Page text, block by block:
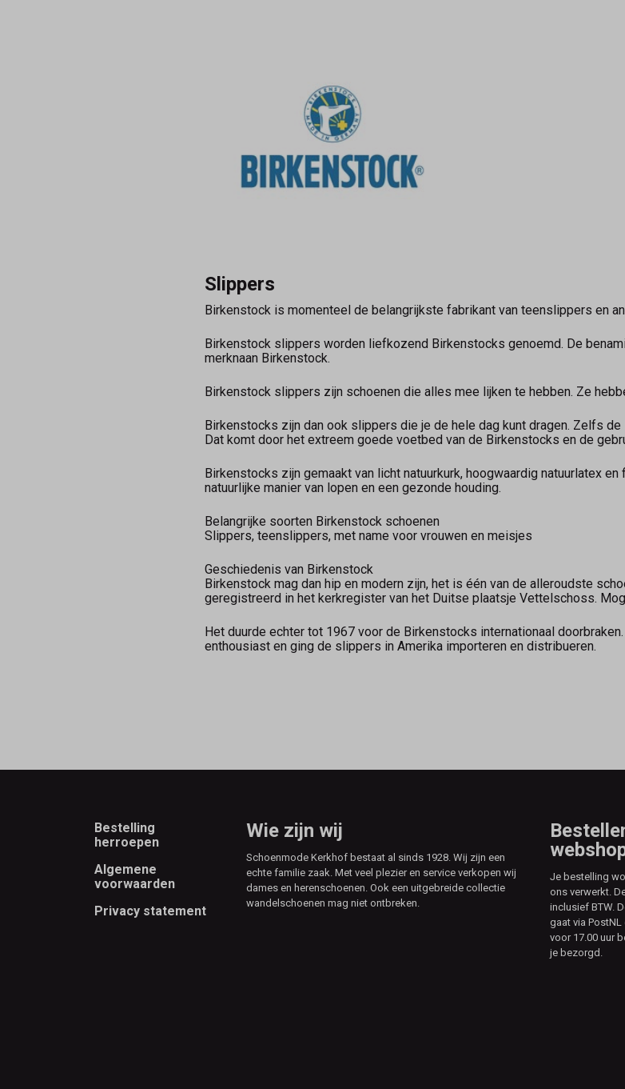
Slippers
Birkenstock is momenteel de belangrijkste fabrikant van teenslippers en
Birkenstock slippers worden liefkozend Birkenstocks genoemd. De
merknaan Birkenstock.
Birkenstock slippers zijn schoenen die alles mee lijken te hebben. Ze
Birkenstocks zijn dan ook slippers die je de hele dag kunt dragen. Zelfs
Dat komt door het extreem goede voetbed van de Birkenstocks en de
Birkenstocks zijn gemaakt van licht natuurkurk, hoogwaardig natuurlatex
natuurlijke manier van lopen en een gezonde houding.
Belangrijke soorten Birkenstock schoenen
Slippers, teenslippers, met name voor vrouwen en meisjes
Geschiedenis van Birkenstock
Birkenstock mag dan hip en modern zijn, het is één van de alleroudste
geregistreerd in het kerkregister van het Duitse plaatsje Vettelschoss.
Het duurde echter tot 1967 voor de Birkenstocks internationaal
enthousiast en ging de slippers in Amerika importeren en distribueren.
Footer
Bestelling
herroepen
Algemene
voorwaarden
Privacy statement
Wie zijn wij
Schoenmode Kerkhof bestaat al sinds 1928. Wij zijn een
echte familie zaak. Met veel plezier en service verkopen wij
dames en herenschoenen. Ook een uitgebreide collectie
wandelschoenen mag niet ontbreken.
Je bestelling
ons verwerkt.
inclusief BTW.
gaat via
voor 17.00 uur
je bezorgd.